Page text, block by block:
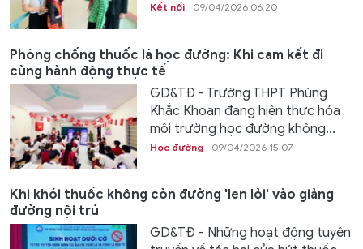
Kết nối 09/04/2026 06:20
Phòng chống thuốc lá học đường: Khi cam kết đi
cùng hành động thực tế
GD&TĐ - Trường THPT Phùng
Khắc Khoan đang hiện thực hóa
môi trường học đường không...
Học đường 09/04/2026 15:07
Khi khói thuốc không còn đường 'len lỏi' vào giảng
đường nội trú
GD&TĐ - Những hoạt động tuyên